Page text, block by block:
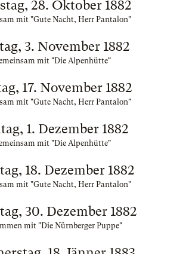
28. Oktober 1882
mit "Gute Nacht, Herr Pantalon"
3. November 1882
mit "Die Alpenhütte"
17. November 1882
mit "Gute Nacht, Herr Pantalon"
1. Dezember 1882
mit "Die Alpenhütte"
18. Dezember 1882
mit "Gute Nacht, Herr Pantalon"
30. Dezember 1882
mit "Die Nürnberger Puppe"